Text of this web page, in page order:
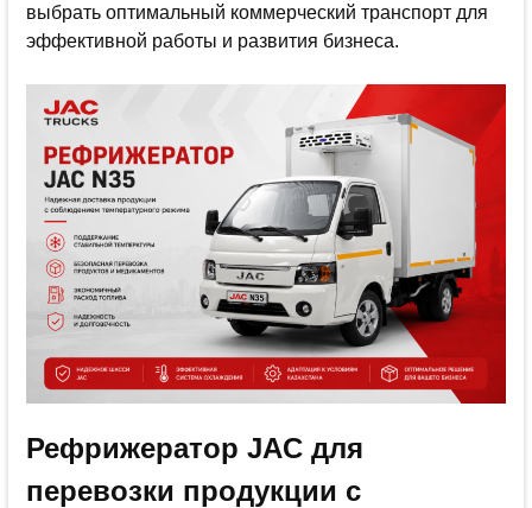
выбрать оптимальный коммерческий транспорт для
эффективной работы и развития бизнеса.
Рефрижератор JAC для
перевозки продукции с